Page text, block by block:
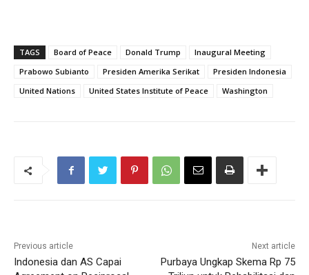
TAGS Board of Peace Donald Trump
Inaugural Meeting
Prabowo Subianto
Presiden Amerika Serikat
Presiden Indonesia
United Nations
United States Institute of Peace Washington
Previous article
Indonesia dan AS Capai
Next article
Purbaya Ungkap Skema Rp 75